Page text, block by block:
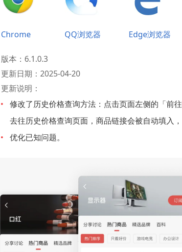
Chrome QQ浏览器 Edge浏览器
版本：6.1.0.3
更新日期：2025-04-20
更新说明：
修改了历史价格查询方法：点击页面左侧的「前往
去往历史价格查询页面，商品链接会被自动填入
优化已知问题。